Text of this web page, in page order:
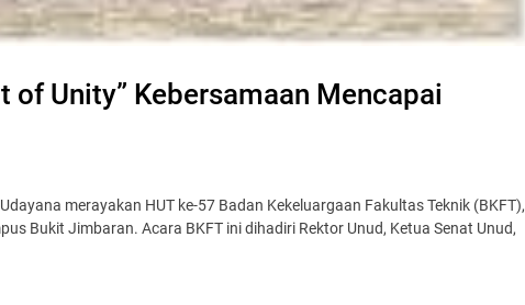
of Unity” Kebersamaan Mencapai
merayakan HUT ke-57 Badan Kekeluargaan Fakultas Teknik (BKFT),
Bukit Jimbaran. Acara BKFT ini dihadiri Rektor Unud, Ketua Senat Unud,